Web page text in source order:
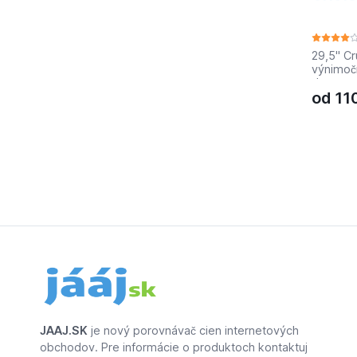
29,5"
meste
Madrid
od
JAAJ.SK je nový porovnávač cien internetových
obchodov. Pre informácie o produktoch kontaktuj